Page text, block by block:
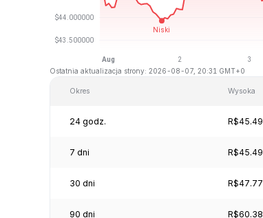
Ostatnia aktualizacja strony: 2026-08-07, 20:31 GMT+0
Okres Wysoka
24 godz. R$45.49
7 dni R$45.49
30 dni R$47.77
90 dni R$60.38